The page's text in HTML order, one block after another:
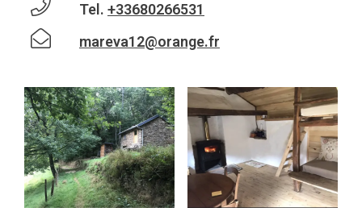
Tel. +33680266531
mareva12@orange.fr